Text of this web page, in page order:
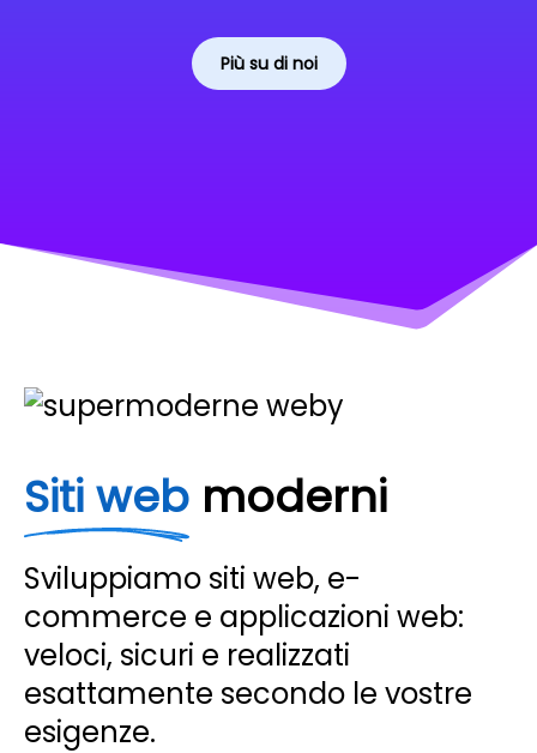
Più su di noi
Siti web moderni
Sviluppiamo siti web, e-
commerce e applicazioni web:
veloci, sicuri e realizzati
esattamente secondo le vostre
esigenze.